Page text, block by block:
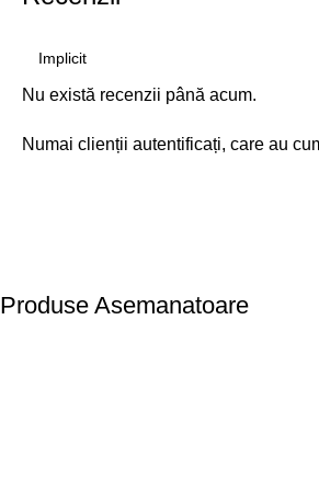
Nu există recenzii până acum.
Numai clienții autentificați, care au
Produse Asemanatoare